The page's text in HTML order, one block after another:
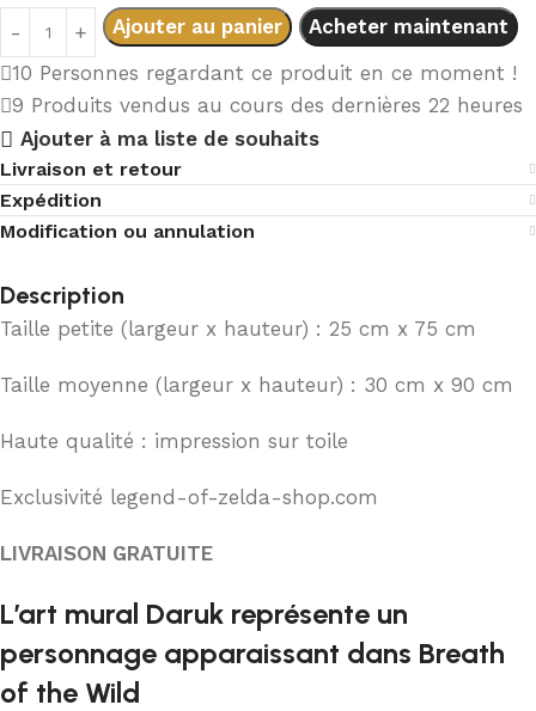
Ajouter au panier
Acheter maintenant
10 Personnes regardant ce produit en ce moment !
9 Produits vendus au cours des dernières 22 heures
Ajouter à ma liste de souhaits
Livraison et retour
Expédition
Modification ou annulation
Description
Taille petite (largeur x hauteur) : 25 cm x 75 cm
Taille moyenne (largeur x hauteur) : 30 cm x 90 cm
Haute qualité : impression sur toile
Exclusivité legend-of-zelda-shop.com
LIVRAISON GRATUITE
L’art mural Daruk représente un
personnage apparaissant dans Breath
of the Wild